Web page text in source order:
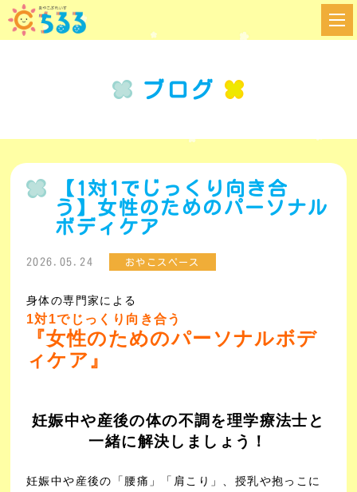
ブログ
【1対1でじっくり向き合
う】女性のためのパーソナル
ボディケア
2026.05.24 おやこスペース
身体の専門家による
1対1でじっくり向き合う
『女性のためのパーソナルボデ
ィケア』
妊娠中や産後の体の不調を理学療法士と
一緒に解決しましょう！
妊娠中や産後の「腰痛」「肩こり」、授乳や抱っこに